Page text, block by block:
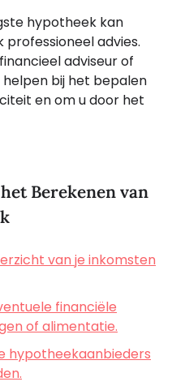
hypotheek kan
advies.
adviseur of
bij het bepalen
en om u door het
Berekenen van
van je inkomsten
financiële
of alimentatie.
hypotheekaanbieders